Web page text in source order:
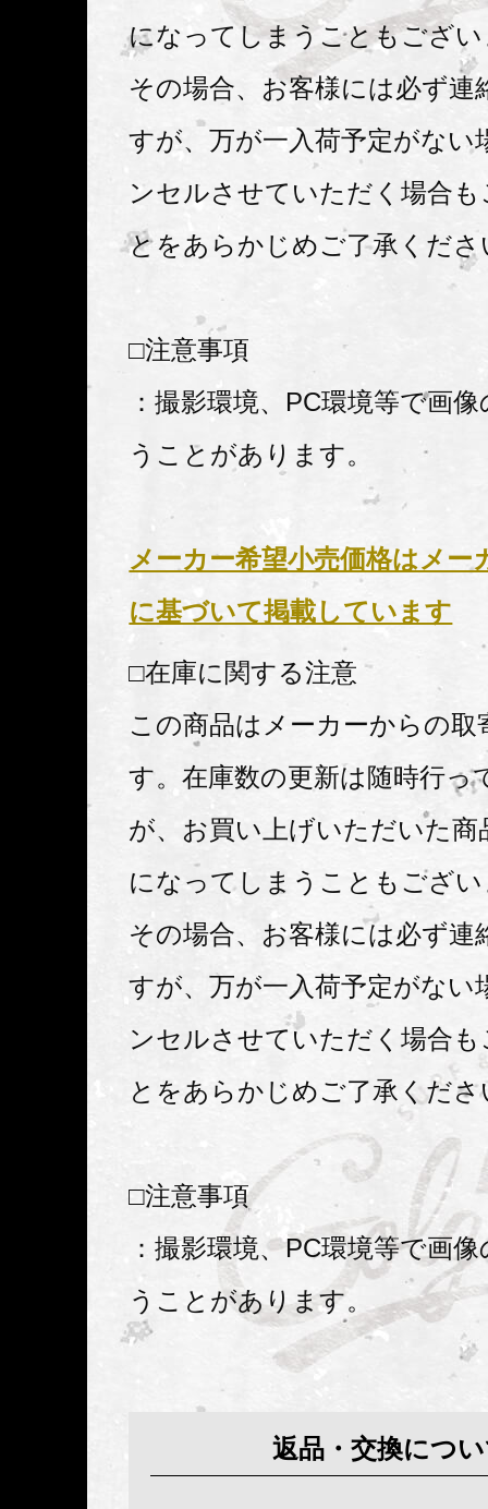
になってしまうこともござ
その場合、お客様には必ず連
すが、万が一入荷予定がない
ンセルさせていただく場合
とをあらかじめご了承くださ
□注意事項
：撮影環境、PC環境等で画
うことがあります。
メーカー希望小売価格はメー
に基づいて掲載しています
□在庫に関する注意
この商品はメーカーからの取
す。在庫数の更新は随時行っ
が、お買い上げいただいた商
になってしまうこともござ
その場合、お客様には必ず連
すが、万が一入荷予定がない
ンセルさせていただく場合
とをあらかじめご了承くださ
□注意事項
：撮影環境、PC環境等で画
うことがあります。
返品・交換につ